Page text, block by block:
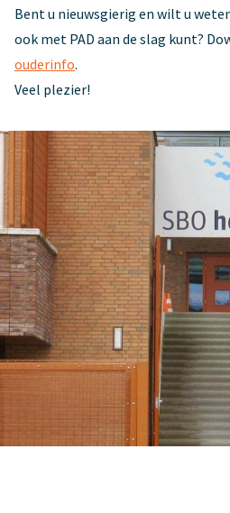
Bent u nieuwsgierig en wilt u
ook met PAD aan de slag kunt?
ouderinfo.
Veel plezier!